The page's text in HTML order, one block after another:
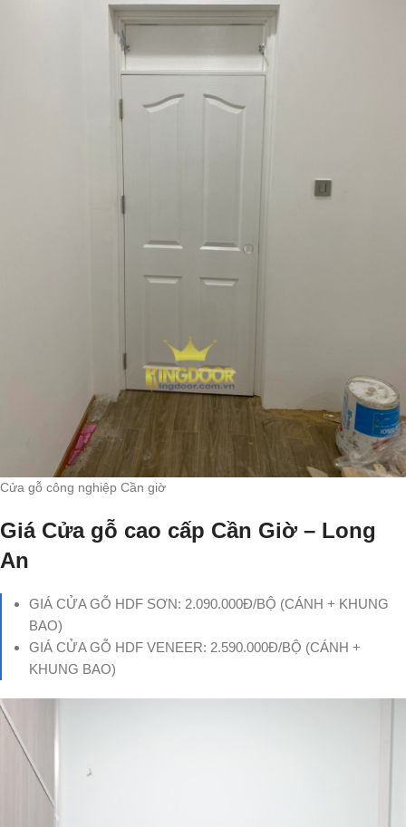
Cửa gỗ công nghiệp Cần giờ
Giá Cửa gỗ cao cấp Cần Giờ – Long
An
GIÁ CỬA GỖ HDF SƠN: 2.090.000Đ/BỘ (CÁNH + KHUNG
BAO)
GIÁ CỬA GỖ HDF VENEER: 2.590.000Đ/BỘ (CÁNH +
KHUNG BAO)